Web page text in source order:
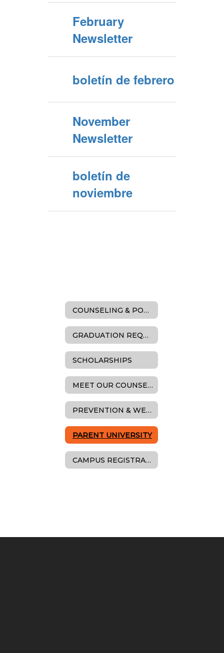
February
Newsletter
boletín de febrero
November
Newsletter
boletín de
noviembre
COUNSELING & POSTSECONDARY READINESS
GRADUATION REQUIREMENTS
SCHOLARSHIPS
MEET OUR COUNSELORS
PREVENTION & WELLNESS
PARENT UNIVERSITY
CAMPUS REGISTRARS & ATTENDANCE CLERKS